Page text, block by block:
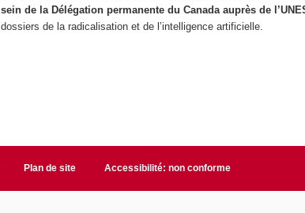
sein de la Délégation permanente du Canada auprès de
dossiers de la radicalisation et de l’intelligence artificielle.
Plan de site Accessibilité: non conforme